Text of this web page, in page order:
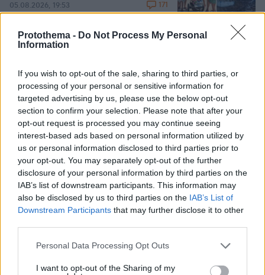
Protothema - Do Not Process My Personal
Information
If you wish to opt-out of the sale, sharing to third parties, or
processing of your personal or sensitive information for
targeted advertising by us, please use the below opt-out
section to confirm your selection. Please note that after your
opt-out request is processed you may continue seeing
interest-based ads based on personal information utilized by
us or personal information disclosed to third parties prior to
your opt-out. You may separately opt-out of the further
disclosure of your personal information by third parties on the
IAB’s list of downstream participants. This information may
also be disclosed by us to third parties on the IAB’s List of
Downstream Participants that may further disclose it to other
Please note that this website/app uses one or more Google
not limited to your visit or usage behaviour. You may click to
Personal Data Processing Opt Outs
I want to opt-out of the Sharing of my
05.08.2026, 19:53 171
Το μεγάλο παζάρι με τους
έχουν στέγη
06.08.2026, 09:55 34
Η εξομολόγηση της συζύγου του
Κώστα Σόμμερ: Ανησυχώ μήπως
ξεχάσει πόσο πολύ τον χρειαζόμαστε
και πόσο τον αγαπάμε
05.08.2026, 20:15 30
Χιροσίμα 6 Αυγούστου 1945: Όταν το
ανθρώπους